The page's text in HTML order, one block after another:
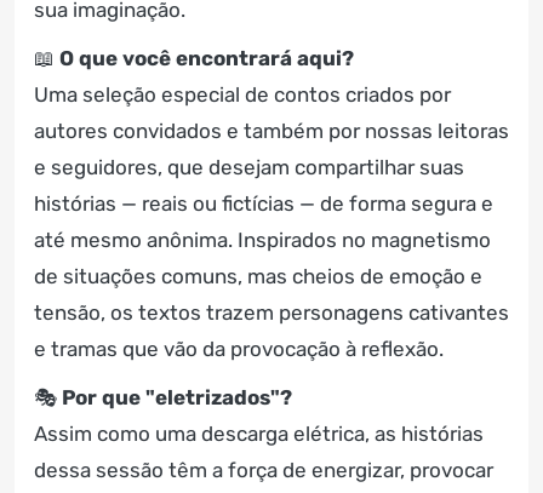
sua imaginação.
📖 O que você encontrará aqui?
Uma seleção especial de contos criados por
autores convidados e também por nossas leitoras
e seguidores, que desejam compartilhar suas
histórias — reais ou fictícias — de forma segura e
até mesmo anônima. Inspirados no magnetismo
de situações comuns, mas cheios de emoção e
tensão, os textos trazem personagens cativantes
e tramas que vão da provocação à reflexão.
🎭 Por que "eletrizados"?
Assim como uma descarga elétrica, as histórias
dessa sessão têm a força de energizar, provocar